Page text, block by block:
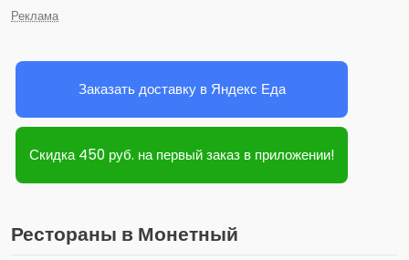
Реклама
Заказать доставку в Яндекс Еда
Скидка 450 руб. на первый заказ в приложении!
Рестораны в Монетный